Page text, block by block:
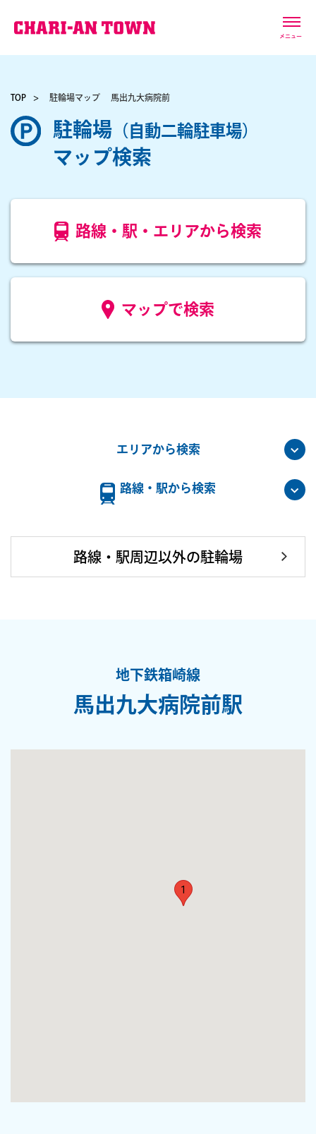
メニュー
TOP 駐輪場マップ 馬出九大病院前
駐輪場 （自動二輪駐車場）
マップ検索
路線・駅・エリアから検索
マップで検索
エリアから検索
路線・駅から検索
路線・駅周辺以外の駐輪場
地下鉄箱崎線
馬出九大病院前駅
1